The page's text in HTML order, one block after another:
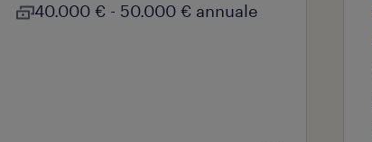
40.000 € - 50.000 € annuale